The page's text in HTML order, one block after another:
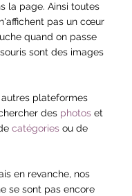
la page. Ainsi toutes
pas un cœur
quand on passe
sont des images
plateformes
des photos et
catégories ou de
en revanche, nos
se sont pas encore